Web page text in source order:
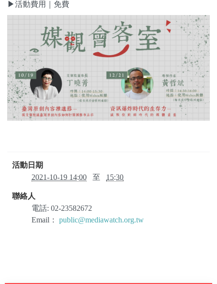
▶活動費用｜免費
活動日期
2021-10-19 14:00 至 15:30
聯絡人
電話:02-23582672
Email：public@mediawatch.org.tw